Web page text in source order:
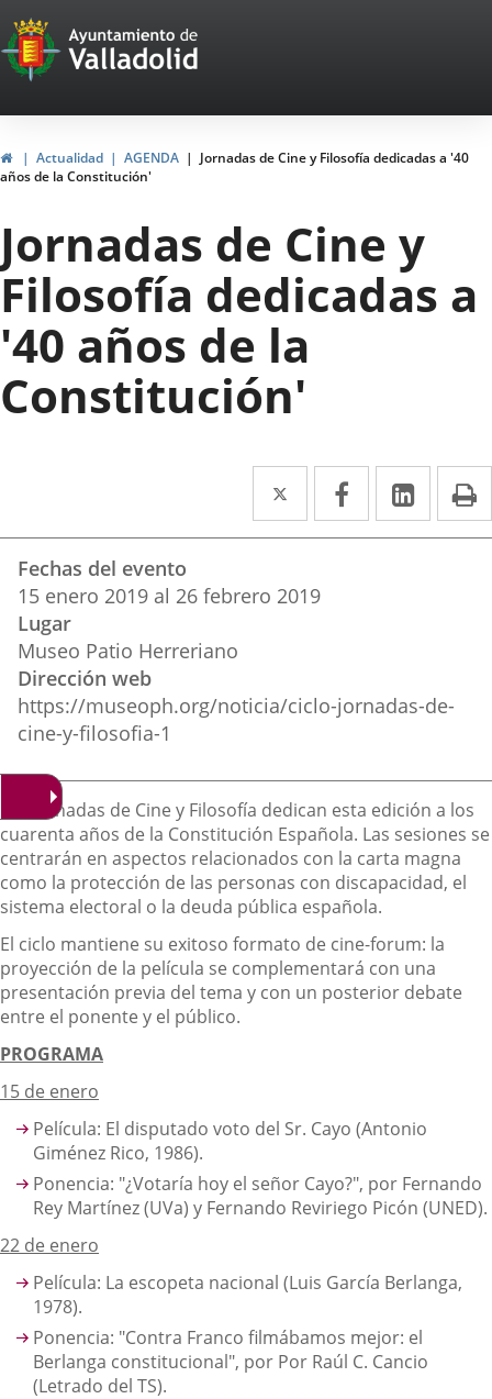
Portal
Web
del
Ayuntamiento
de
Valladolid
HomeActualidad AGENDA
Jornadas de Cine y Filosofía dedicadas a '40
años de la Constitución'
Jornadas de Cine y
Filosofía dedicadas a
'40 años de la
Constitución'
Twitter
Enlace
a
aplicación
Facebook
Enlace
a
Enlace
a
del
evento
Fechas del evento
15 enero 2019 al 26 febrero 2019
Lugar
Museo Patio Herreriano
Dirección web
https://museoph.org/noticia/ciclo-jornadas-de-
cine-y-filosofia-1
Descripción
Las Jornadas de Cine y Filosofía dedican esta edición a los
cuarenta años de la Constitución Española. Las sesiones se
centrarán en aspectos relacionados con la carta magna
como la protección de las personas con discapacidad, el
sistema electoral o la deuda pública española.
El ciclo mantiene su exitoso formato de cine-forum: la
proyección de la película se complementará con una
presentación previa del tema y con un posterior debate
entre el ponente y el público.
PROGRAMA
15 de enero
Película: El disputado voto del Sr. Cayo (Antonio
Giménez Rico, 1986).
Ponencia: "¿Votaría hoy el señor Cayo?", por Fernando
Rey Martínez (UVa) y Fernando Reviriego Picón (UNED).
22 de enero
Película: La escopeta nacional (Luis García Berlanga,
1978).
Ponencia: "Contra Franco filmábamos mejor: el
Berlanga constitucional", por Por Raúl C. Cancio
(Letrado del TS).